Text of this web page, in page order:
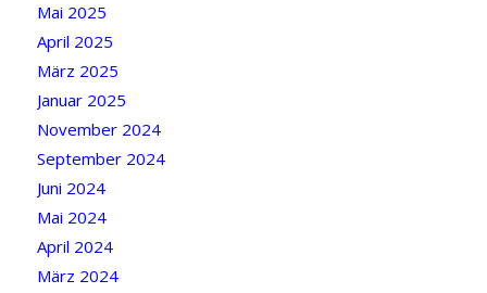
Mai 2025
April 2025
März 2025
Januar 2025
November 2024
September 2024
Juni 2024
Mai 2024
April 2024
März 2024